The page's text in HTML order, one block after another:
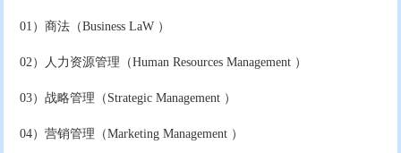
01）商法（Business LaW ）
02）人力资源管理（Human Resources Management ）
03）战略管理（Strategic Management ）
04）营销管理（Marketing Management ）